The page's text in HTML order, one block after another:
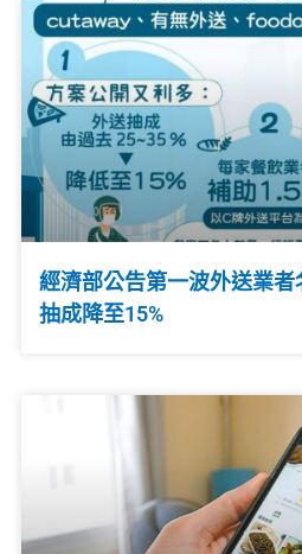
經濟部公告第一波外送業
抽成降至15%